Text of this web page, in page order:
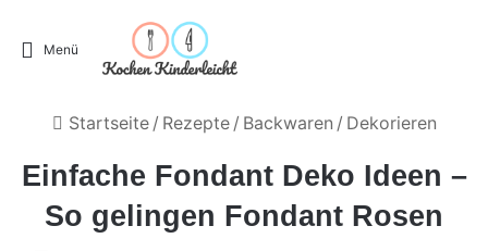
Menü
Startseite / Rezepte / Backwaren / Dekorieren
Einfache Fondant Deko Ideen –
So gelingen Fondant Rosen